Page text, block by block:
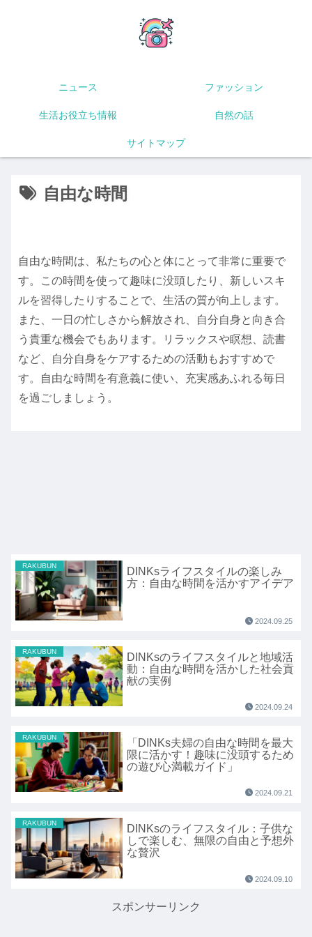
ニュース ファッション
生活お役立ち情報 自然の話
サイトマップ
自由な時間
自由な時間は、私たちの心と体にとって非常に重要で
す。この時間を使って趣味に没頭したり、新しいスキ
ルを習得したりすることで、生活の質が向上します。
また、一日の忙しさから解放され、自分自身と向き合
う貴重な機会でもあります。リラックスや瞑想、読書
など、自分自身をケアするための活動もおすすめで
す。自由な時間を有意義に使い、充実感あふれる毎日
を過ごしましょう。
RAKUBUN
DINKsライフスタイルの楽しみ
方：自由な時間を活かすアイデア
2024.09.25
RAKUBUN
DINKsのライフスタイルと地域活
動：自由な時間を活かした社会貢
献の実例
2024.09.24
RAKUBUN
「DINKs夫婦の自由な時間を最大
限に活かす！趣味に没頭するため
の遊び心満載ガイド」
2024.09.21
RAKUBUN
DINKsのライフスタイル：子供な
しで楽しむ、無限の自由と予想外
な贅沢
2024.09.10
スポンサーリンク